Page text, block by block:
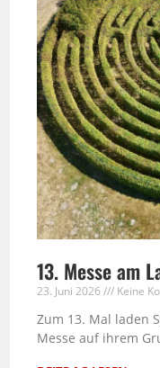
13. Messe am
23. Juni 2026 Keine
Zum 13. Mal laden
Messe auf ihrem